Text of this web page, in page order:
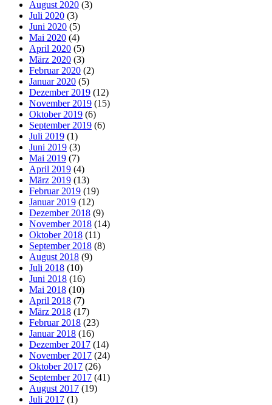
August 2020 (3)
Juli 2020 (3)
Juni 2020 (5)
Mai 2020 (4)
April 2020 (5)
März 2020 (3)
Februar 2020 (2)
Januar 2020 (5)
Dezember 2019 (12)
November 2019 (15)
Oktober 2019 (6)
September 2019 (6)
Juli 2019 (1)
Juni 2019 (3)
Mai 2019 (7)
April 2019 (4)
März 2019 (13)
Februar 2019 (19)
Januar 2019 (12)
Dezember 2018 (9)
November 2018 (14)
Oktober 2018 (11)
September 2018 (8)
August 2018 (9)
Juli 2018 (10)
Juni 2018 (16)
Mai 2018 (10)
April 2018 (7)
März 2018 (17)
Februar 2018 (23)
Januar 2018 (16)
Dezember 2017 (14)
November 2017 (24)
Oktober 2017 (26)
September 2017 (41)
August 2017 (19)
Juli 2017 (1)